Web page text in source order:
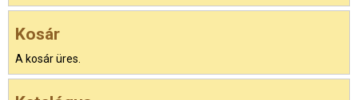
Kosár
A kosár üres.